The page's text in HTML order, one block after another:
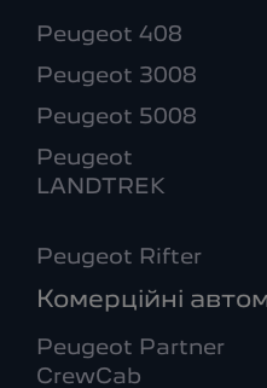
Peugeot 408
Peugeot 3008
Peugeot 5008
Peugeot
LANDTREK
Peugeot Rifter
Комерційні
Peugeot Partner
CrewCab